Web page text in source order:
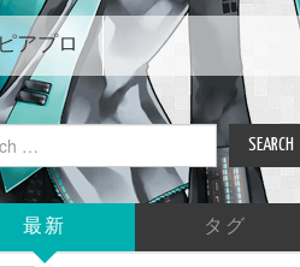
ピアプロ
最新 タグ